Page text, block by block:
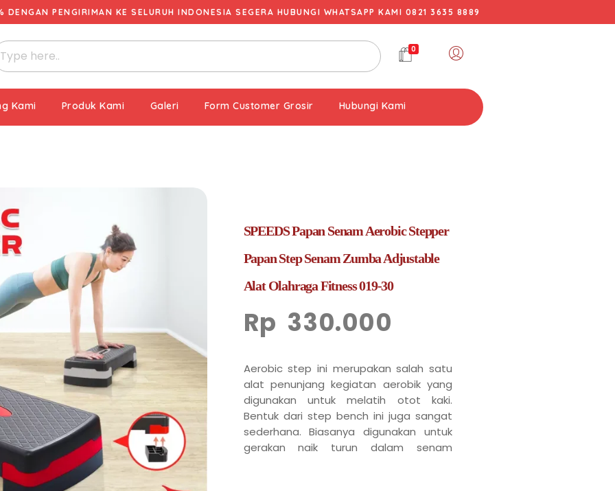
DENGAN PENGIRIMAN KE SELURUH INDONESIA SEGERA HUBUNGI WHATSAPP KAMI 0821 3635 8889
0
Kami Produk Kami Galeri Form Customer Grosir Hubungi Kami
SPEEDS Papan Senam Aerobic Stepper
Papan Step Senam Zumba Adjustable
Alat Olahraga Fitness 019-30
Rp 330.000
Aerobic step ini merupakan salah satu
alat penunjang kegiatan aerobik yang
digunakan untuk melatih otot kaki.
Bentuk dari step bench ini juga sangat
sederhana. Biasanya digunakan untuk
gerakan naik turun dalam senam